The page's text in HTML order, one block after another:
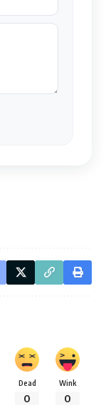
Dead
0
Wink
0